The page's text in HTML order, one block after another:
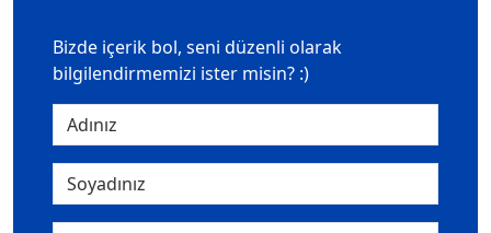
Bizde içerik bol, seni düzenli olarak
bilgilendirmemizi ister misin? :)